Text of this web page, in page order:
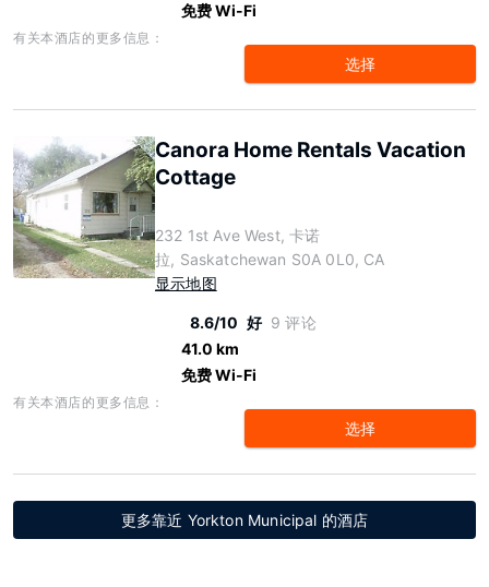
免费 Wi-Fi
有关本酒店的更多信息：
选择
Canora Home Rentals Vacation
Cottage
232 1st Ave West, 卡诺
拉, Saskatchewan S0A 0L0, CA
显示地图
8.6/10 好 9 评论
41.0 km
免费 Wi-Fi
有关本酒店的更多信息：
选择
更多靠近 Yorkton Municipal 的酒店